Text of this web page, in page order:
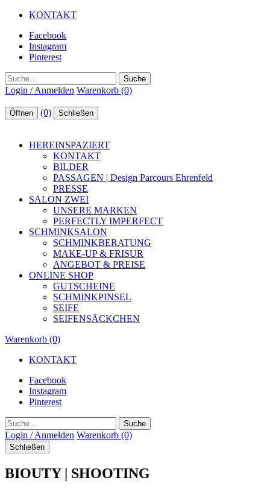
KONTAKT
Facebook
Instagram
Pinterest
Suche
Login / Anmelden Warenkorb (0)
Öffnen (0) Schließen
HEREINSPAZIERT
KONTAKT
BILDER
PASSAGEN | Design Parcours Ehrenfeld
PRESSE
SALON ZWEI
UNSERE MARKEN
PERFECTLY IMPERFECT
SCHMINKSALON
SCHMINKBERATUNG
MAKE-UP & FRISUR
ANGEBOT & PREISE
ONLINE SHOP
GUTSCHEINE
SCHMINKPINSEL
SEIFE
SEIFENSÄCKCHEN
Warenkorb (0)
KONTAKT
Facebook
Instagram
Pinterest
Suche
Login / Anmelden Warenkorb (0)
Schließen
BIOUTY | SHOOTING